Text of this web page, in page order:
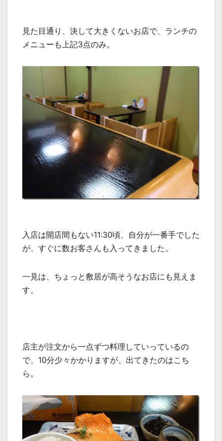
見た目通り、決して大きくないお店で、ランチの
メニューも上記3点のみ。
入店は開店間もない11:30頃、自分が一番手でした
が、すぐに数お客さんも入ってきました。
一見は、ちょっと敷居が高そうなお店にも見えま
す。
店主が注文から一点ずつ料理していっているの
で、10分少々かかりますが、出てきたのはこち
ら。